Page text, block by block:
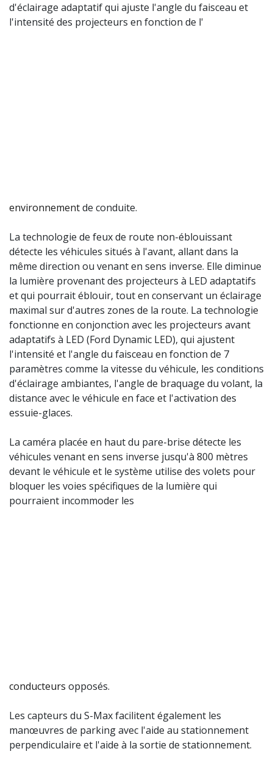
d'éclairage adaptatif qui ajuste l'angle du faisceau et
l'intensité des projecteurs en fonction de l'
environnementde conduite.
La technologie de feux de route non-éblouissant
détecte les véhicules situés à l'avant, allant dans la
même direction ou venant en sens inverse. Elle diminue
la lumière provenant des projecteurs à LED adaptatifs
et qui pourrait éblouir, tout en conservant un éclairage
maximal sur d'autres zones de la route. La technologie
fonctionne en conjonction avec les projecteurs avant
adaptatifs à LED (Ford Dynamic LED), qui ajustent
l'intensité et l'angle du faisceau en fonction de 7
paramètres comme la vitesse du véhicule, les conditions
d'éclairage ambiantes, l'angle de braquage du volant, la
distance avec le véhicule en face et l'activation des
essuie-glaces.
La caméra placée en haut du pare-brise détecte les
véhicules venant en sens inverse jusqu'à 800 mètres
devant le véhicule et le système utilise des volets pour
bloquer les voies spécifiques de la lumière qui
pourraient incommoder les
conducteurs opposés.
Les capteurs du S-Max facilitent également les
manœuvres de parking avec l'aide au stationnement
perpendiculaire et l'aide à la sortie de stationnement.